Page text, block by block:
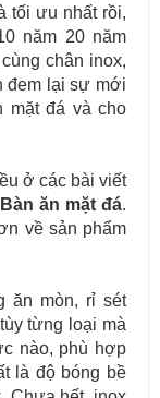
tối ưu nhất rồi,
năm 20 năm
chân inox,
đem lại sự mới
mặt đá và cho
ở các bài viết
Bàn ăn mặt đá.
vềsản phẩm
ăn mòn, rỉ sét
từng loại mà
nào, phù hợp
là độ bóng bề